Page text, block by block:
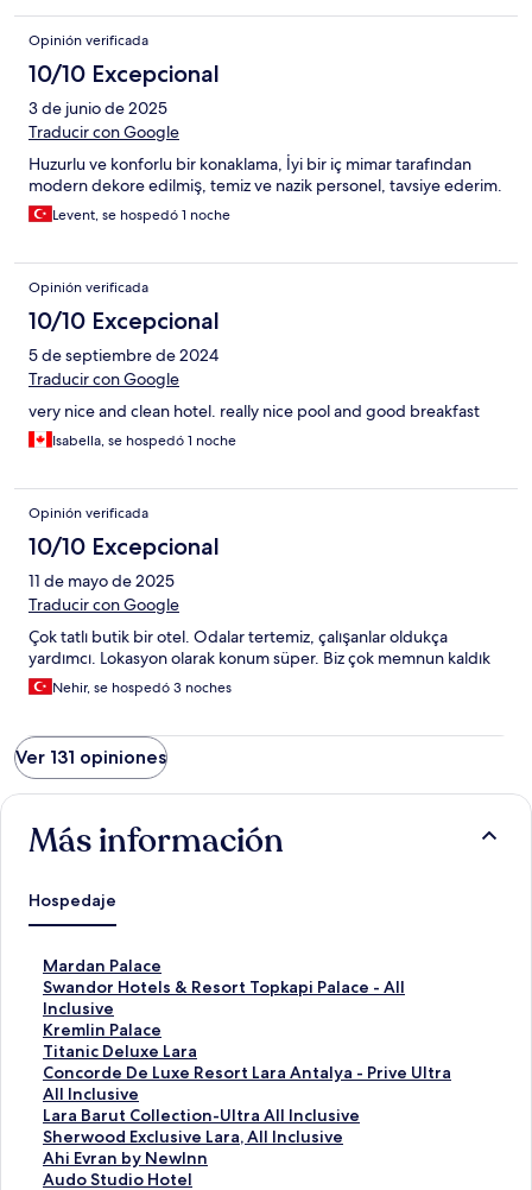
Opinión verificada
10/10 Excepcional
3 de junio de 2025
Traducir con Google
Huzurlu ve konforlu bir konaklama, İyi bir iç mimar tarafından
modern dekore edilmiş, temiz ve nazik personel, tavsiye ederim.
Levent, se hospedó 1 noche
Opinión verificada
10/10 Excepcional
5 de septiembre de 2024
Traducir con Google
very nice and clean hotel. really nice pool and good breakfast
Isabella, se hospedó 1 noche
Opinión verificada
10/10 Excepcional
11 de mayo de 2025
Traducir con Google
Çok tatlı butik bir otel. Odalar tertemiz, çalışanlar oldukça
yardımcı. Lokasyon olarak konum süper. Biz çok memnun kaldık
Nehir, se hospedó 3 noches
Ver 131 opiniones
Más información
Hospedaje
Mardan Palace
E
n
l
a
c
e
p
a
r
a
a
Swandor Hotels & Resort Topkapi Palace - All
Inclusive
E
n
l
a
c
e
p
a
r
a
Kremlin Palace
E
n
l
a
c
e
p
a
Titanic Deluxe Lara
E
n
l
a
c
e
p
Concorde De Luxe Resort Lara Antalya - Prive Ultra
All Inclusive
E
n
l
a
c
e
Lara Barut Collection-Ultra All Inclusive
E
n
l
a
Sherwood Exclusive Lara, All Inclusive
E
n
l
Ahi Evran by NewInn
E
n
Audo Studio Hotel
E